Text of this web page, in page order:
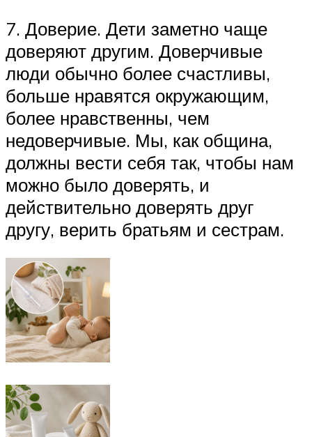
7. Доверие. Дети заметно чаще
доверяют другим. Доверчивые
люди обычно более счастливы,
больше нравятся окружающим,
более нравственны, чем
недоверчивые. Мы, как община,
должны вести себя так, чтобы нам
можно было доверять, и
действительно доверять друг
другу, верить братьям и сестрам.